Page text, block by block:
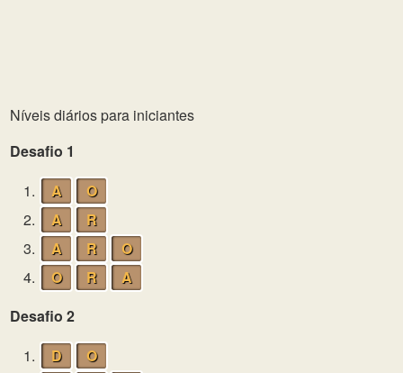
Níveis diários para iniciantes
Desafio 1
1.
A
O
2.
A
R
3.
A R
O
4.
O R
A
Desafio 2
1.
D
O